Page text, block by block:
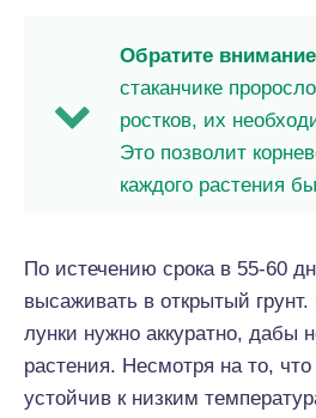
Обратите
стаканчике
ростков, их
Это позволит
каждого растения
По истечению срока в 55-60
высаживать в открытый
лунки нужно аккуратно, дабы
растения. Несмотря на то,
устойчив к низким